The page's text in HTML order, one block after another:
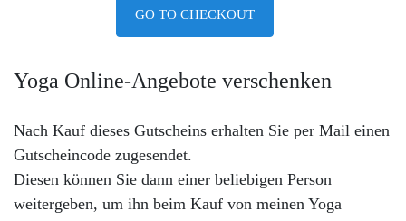
GO TO CHECKOUT
Yoga Online-Angebote verschenken
Nach Kauf dieses Gutscheins erhalten Sie per Mail einen
Gutscheincode zugesendet.
Diesen können Sie dann einer beliebigen Person
weitergeben, um ihn beim Kauf von meinen Yoga